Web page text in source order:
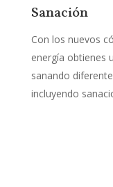
Sanación
Con los nuevos
energía obtienes
sanando
incluyendo